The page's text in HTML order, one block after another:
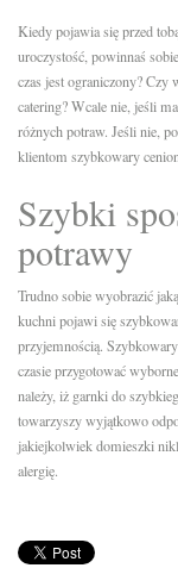
Kiedy pojawia się przed
uroczystość, powinnaś
czas jest ograniczony?
catering? Wcale nie, jeśli
różnych potraw. Jeśli nie,
klientom szybkowary
Szybki
potrawy
Trudno sobie wyobrazić
kuchni pojawi się
przyjemnością.
czasie przygotować
należy, iż garnki do
towarzyszy wyjątkowo
jakiejkolwiek domieszki
alergię.